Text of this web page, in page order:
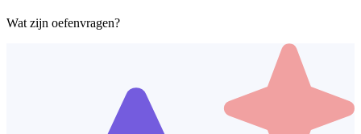
Wat zijn oefenvragen?